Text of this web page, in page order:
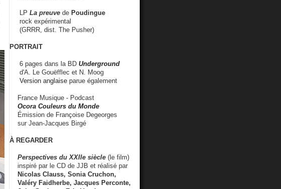
LP La preuve de Poudingue
rock expérimental
(GRRR, dist. The Pusher)
PORTRAIT
6 pages dans la BD Underground
d'A. Le Gouëfflec et N. Moog
Version anglaise parue également
France Musique - Podcast
Ocora Couleurs du Monde
Émission de Françoise Degeorges
sur Jean-Jacques Birgé
À REGARDER
Perspectives du XXIIe siècle (le film)
inspiré par le CD de JJB et réalisé par
Nicolas Clauss, Sonia Cruchon,
Valéry Faidherbe, Jacques Perconte,